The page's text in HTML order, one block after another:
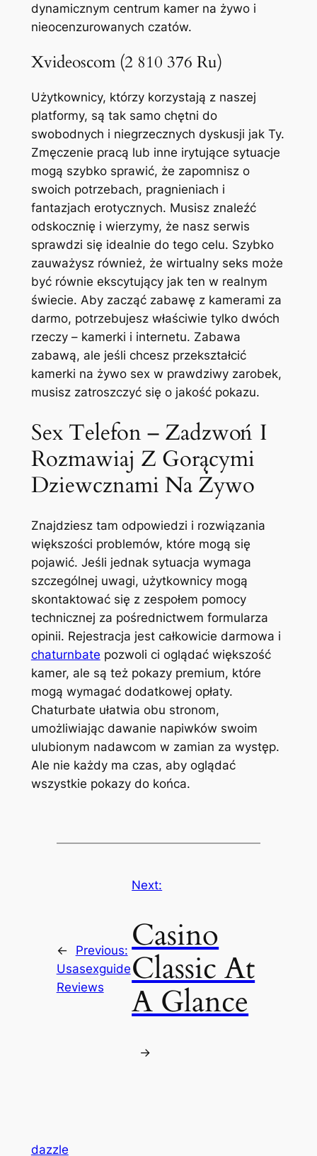
dynamicznym centrum kamer na żywo i
nieocenzurowanych czatów.
Xvideoscom (2 810 376 Ru)
Użytkownicy, którzy korzystają z naszej
platformy, są tak samo chętni do
swobodnych i niegrzecznych dyskusji jak Ty.
Zmęczenie pracą lub inne irytujące sytuacje
mogą szybko sprawić, że zapomnisz o
swoich potrzebach, pragnieniach i
fantazjach erotycznych. Musisz znaleźć
odskocznię i wierzymy, że nasz serwis
sprawdzi się idealnie do tego celu. Szybko
zauważysz również, że wirtualny seks może
być równie ekscytujący jak ten w realnym
świecie. Aby zacząć zabawę z kamerami za
darmo, potrzebujesz właściwie tylko dwóch
rzeczy – kamerki i internetu. Zabawa
zabawą, ale jeśli chcesz przekształcić
kamerki na żywo sex w prawdziwy zarobek,
musisz zatroszczyć się o jakość pokazu.
Sex Telefon – Zadzwoń I
Rozmawiaj Z Gorącymi
Dziewcznami Na Żywo
Znajdziesz tam odpowiedzi i rozwiązania
większości problemów, które mogą się
pojawić. Jeśli jednak sytuacja wymaga
szczególnej uwagi, użytkownicy mogą
skontaktować się z zespołem pomocy
technicznej za pośrednictwem formularza
opinii. Rejestracja jest całkowicie darmowa i
chaturnbate pozwoli ci oglądać większość
kamer, ale są też pokazy premium, które
mogą wymagać dodatkowej opłaty.
Chaturbate ułatwia obu stronom,
umożliwiając dawanie napiwków swoim
ulubionym nadawcom w zamian za występ.
Ale nie każdy ma czas, aby oglądać
wszystkie pokazy do końca.
←
Previous:
Usasexguide
Reviews
Next:
Casino
Classic At
A Glance
→
dazzle